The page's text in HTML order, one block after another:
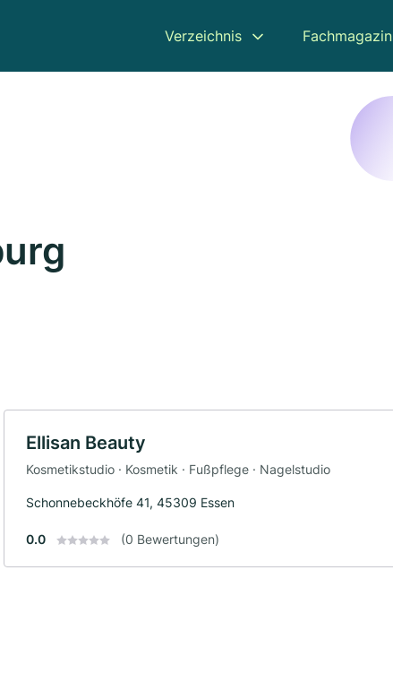
Verzeichnis Fachmagazin
Ellisan Beauty
Kosmetikstudio · Kosmetik · Fußpflege · Nagelstudio
Schonnebeckhöfe 41, 45309 Essen
0.0 (0 Bewertungen)